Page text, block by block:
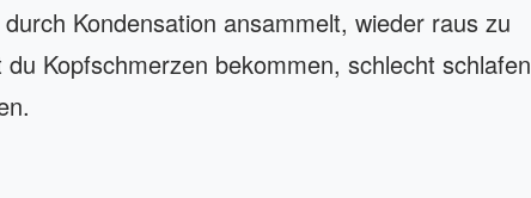
Kondensation ansammelt, wieder raus zu
Kopfschmerzen bekommen, schlecht schlafen